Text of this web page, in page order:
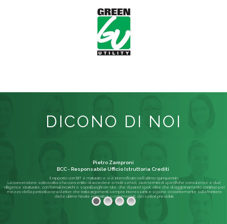
DICONO DI NOI
Il rapporto con BIT è maturato e si è intensificato nell'ultimo quinquennio.
La convenzione sottoscritta ci ha consentito di accedere a molti servizi, sia in termini di specifiche consulenze e due
diligence strutturate, con formali incarichi e sopralluoghi on-site, che di pareri spot; oltre che di aggiornamento continuo per
mezzo della periodica newsletter, che tratta argomenti sempre interessanti e si pone costantemente sulla frontiera
delle ultime Novità, normative o commerciali, dei settori presidiati.
Pietro Zamproni
BCC - Responsabile Ufficio Istruttoria Crediti
Leggi di più